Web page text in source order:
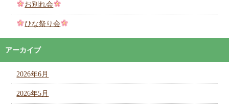
お別れ会
ひな祭り会
アーカイブ
2026年6月
2026年5月